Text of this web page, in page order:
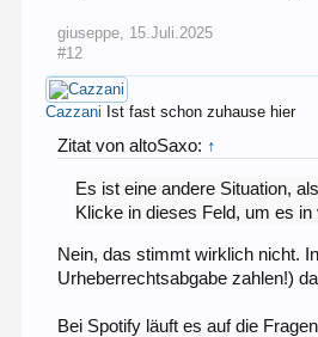
giuseppe, 15.Juli.2025
#12
Cazzani Ist fast schon zuhause hier
Zitat von altoSaxo: ↑
Es ist eine andere Situation,
Klicke in dieses Feld, um es
Nein, das stimmt wirklich nicht.
Urheberrechtsabgabe zahlen!)
Bei Spotify läuft es auf die